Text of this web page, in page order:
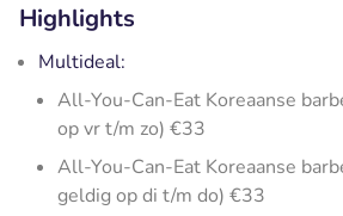
Highlights
Multideal:
All-You-Can-Eat Koreaanse
op vr t/m zo) €33
All-You-Can-Eat Koreaanse
geldig op di t/m do) €33